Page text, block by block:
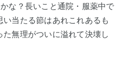
な？長いこと通院・服薬中で
当たる節はあれこれあるも
無理がついに溢れて決壊し